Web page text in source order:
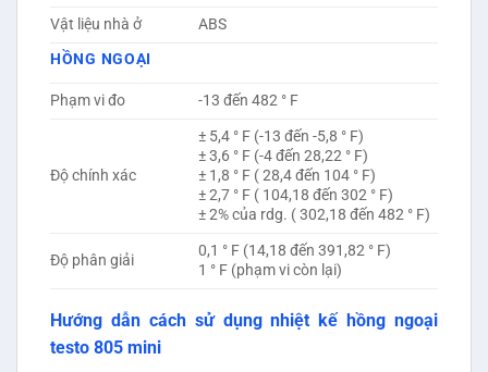
Vật liệu nhà ở
ABS
HỒNG NGOẠI
Phạm vi đo -13 đến 482 ° F
Độ chính xác
± 5,4 ° F (-13 đến -5,8 ° F)
± 3,6 ° F (-4 đến 28,22 ° F)
± 1,8 ° F ( 28,4 đến 104 ° F)
± 2,7 ° F ( 104,18 đến 302 ° F)
± 2% của rdg. ( 302,18 đến 482 ° F)
Độ phân giải
0,1 ° F (14,18 đến 391,82 ° F)
1 ° F (phạm vi còn lại)
Hướng dẫn cách sử dụng nhiệt kế hồng ngoại
testo 805 mini